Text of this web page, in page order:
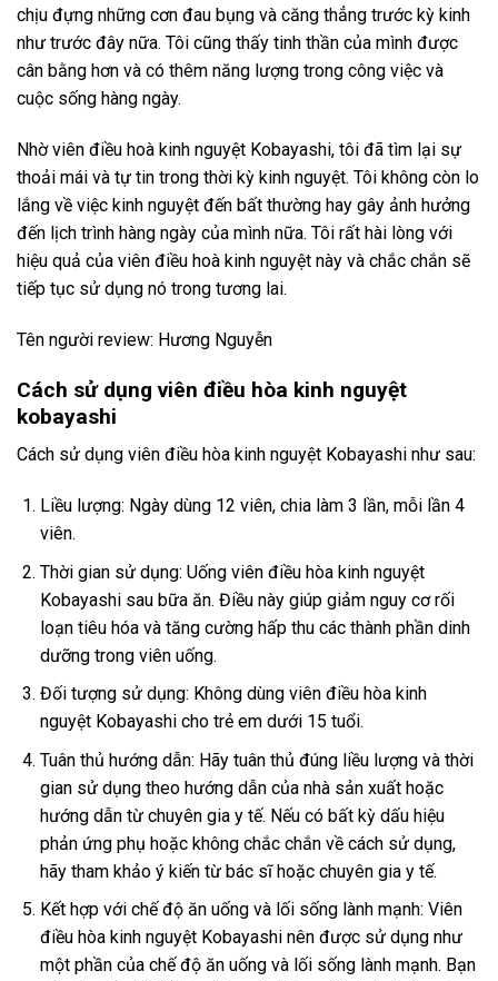
chịu đựng những cơn đau bụng và căng thẳng trước kỳ kinh
như trước đây nữa. Tôi cũng thấy tinh thần của mình được
cân bằng hơn và có thêm năng lượng trong công việc và
cuộc sống hàng ngày.
Nhờ viên điều hoà kinh nguyệt Kobayashi, tôi đã tìm lại sự
thoải mái và tự tin trong thời kỳ kinh nguyệt. Tôi không còn lo
lắng về việc kinh nguyệt đến bất thường hay gây ảnh hưởng
đến lịch trình hàng ngày của mình nữa. Tôi rất hài lòng với
hiệu quả của viên điều hoà kinh nguyệt này và chắc chắn sẽ
tiếp tục sử dụng nó trong tương lai.
Tên người review: Hương Nguyễn
Cách sử dụng viên điều hòa kinh nguyệt
kobayashi
Cách sử dụng viên điều hòa kinh nguyệt Kobayashi như sau:
Liều lượng: Ngày dùng 12 viên, chia làm 3 lần, mỗi lần 4
viên.
Thời gian sử dụng: Uống viên điều hòa kinh nguyệt
Kobayashi sau bữa ăn. Điều này giúp giảm nguy cơ rối
loạn tiêu hóa và tăng cường hấp thu các thành phần dinh
dưỡng trong viên uống.
Đối tượng sử dụng: Không dùng viên điều hòa kinh
nguyệt Kobayashi cho trẻ em dưới 15 tuổi.
Tuân thủ hướng dẫn: Hãy tuân thủ đúng liều lượng và thời
gian sử dụng theo hướng dẫn của nhà sản xuất hoặc
hướng dẫn từ chuyên gia y tế. Nếu có bất kỳ dấu hiệu
phản ứng phụ hoặc không chắc chắn về cách sử dụng,
hãy tham khảo ý kiến từ bác sĩ hoặc chuyên gia y tế.
Kết hợp với chế độ ăn uống và lối sống lành mạnh: Viên
điều hòa kinh nguyệt Kobayashi nên được sử dụng như
một phần của chế độ ăn uống và lối sống lành mạnh. Bạn